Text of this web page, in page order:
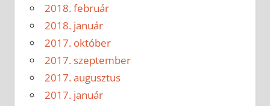
2018. február
2018. január
2017. október
2017. szeptember
2017. augusztus
2017. január